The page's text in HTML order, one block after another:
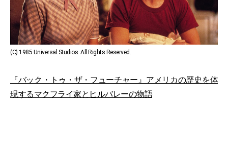
(C) 1985 Universal Studios. All Rights Reserved.
『バック・トゥ・ザ・フューチャー』アメリカの歴史を体
現するマクフライ家とヒルバレーの物語